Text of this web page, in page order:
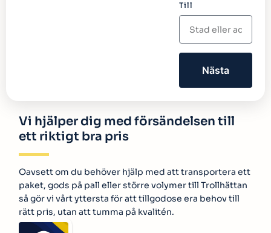
Vi hjälper dig med försändelsen till
ett riktigt bra pris
Oavsett om du behöver hjälp med att transportera ett
paket, gods på pall eller större volymer till Trollhättan
så gör vi vårt yttersta för att tillgodose era behov till
rätt pris, utan att tumma på kvalitén.
Till
Nästa